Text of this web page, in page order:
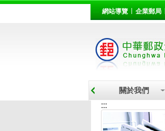
::: 網站導覽 企業郵局
關於我們
:::